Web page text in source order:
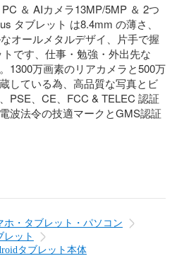
＆ AIカメラ13MP/5MP ＆ 2つ
タブレット は8.4mm の薄さ、
オールメタルデザイ、片手で握
です、仕事・勉強・外出先な
1300万画素のリアカメラと500万
している為、高品質な写真とビ
PSE、CE、FCC & TELEC 認証
波法令の技適マークとGMS認証
ホ・タブレット・パソコン
レット
タブレット本体